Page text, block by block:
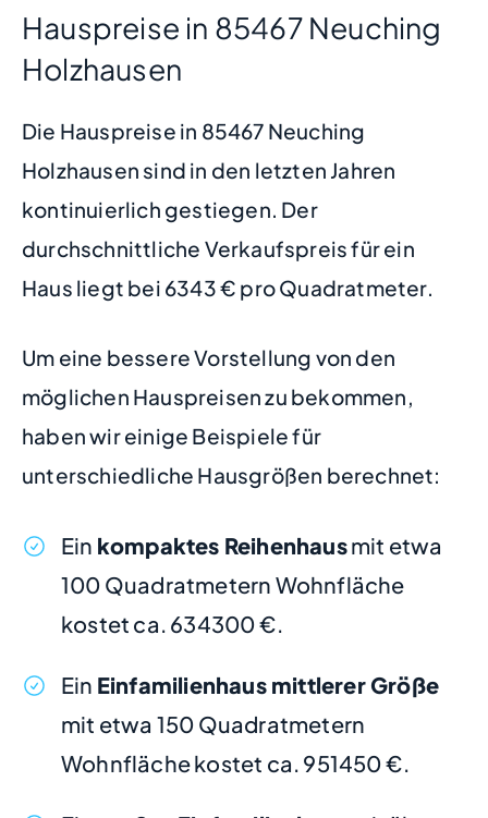
Hauspreise in 85467 Neuching
Holzhausen
Die Hauspreise in 85467 Neuching
Holzhausen sind in den letzten Jahren
kontinuierlich gestiegen. Der
durchschnittliche Verkaufspreis für ein
Haus liegt bei 6343 € pro Quadratmeter.
Um eine bessere Vorstellung von den
möglichen Hauspreisen zu bekommen,
haben wir einige Beispiele für
unterschiedliche Hausgrößen berechnet:
Ein kompaktes Reihenhausmit etwa
100 Quadratmetern Wohnfläche
kostet ca. 634300 €.
Ein Einfamilienhaus mittlerer Größe
mit etwa 150 Quadratmetern
Wohnfläche kostet ca. 951450 €.